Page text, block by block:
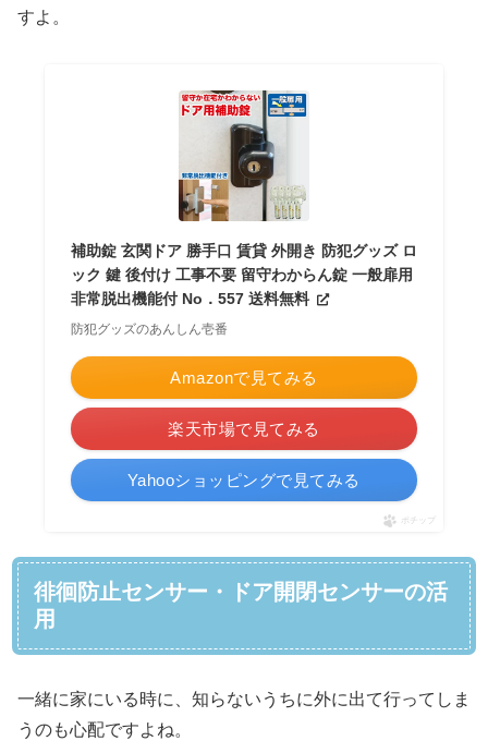
すよ。
補助錠 玄関ドア 勝手口 賃貸 外開き 防犯グッズ ロ
ック 鍵 後付け 工事不要 留守わからん錠 一般扉用
非常脱出機能付 No．557 送料無料
防犯グッズのあんしん壱番
Amazonで見てみる
楽天市場で見てみる
Yahooショッピングで見てみる
ポチップ
徘徊防止センサー・ドア開閉センサーの活
用
一緒に家にいる時に、知らないうちに外に出て行ってしま
うのも心配ですよね。